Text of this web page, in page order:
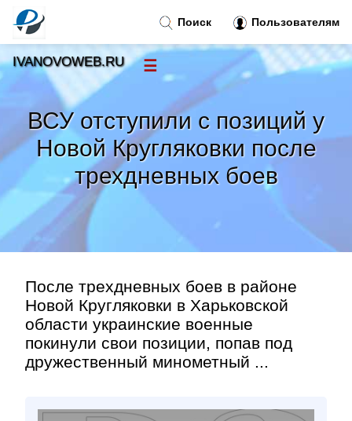
ВСУ отступили с позиций у
Новой Кругляковки после
трехдневных боев
После трехдневных боев в районе
Новой Кругляковки в Харьковской
области украинские военные
покинули свои позиции, попав под
дружественный минометный ...
Поиск Пользователям
IVANOVOWEB.RU ☰
Новости
Тренды новостей»
Рубрики»
Правила »